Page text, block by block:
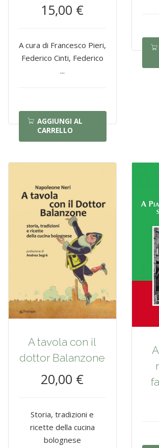
15,00 €
A cura di Francesco Pieri,
Federico Cinti, Federico
...
AGGIUNGI AL
CARRELLO
A tavola con il
dottor Balanzone
20,00 €
Storia, tradizioni e
ricette della cucina
bolognese